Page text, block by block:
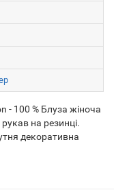
- 100 % Блуза жіноча
на резинці.
декоративна